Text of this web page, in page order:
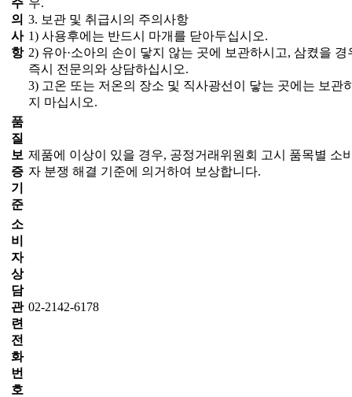
의
사
항
3. 보관 및 취급시의 주의사항
1) 사용후에는 반드시 마개를 닫아두십시오.
2) 유아·소아의 손이 닿지 않는 곳에 보관하시고, 삼켰을 경
즉시 전문의와 상담하십시오.
3) 고온 또는 저온의 장소 및 직사광선이 닿는 곳에는 보관
지 마십시오.
품
질
보
증
기
준
제품에 이상이 있을 경우, 공정거래위원회 고시 품목별 소
자 분쟁 해결 기준에 의거하여 보상합니다.
소
비
자
상
담
관
련
전
화
번
호
02-2142-6178